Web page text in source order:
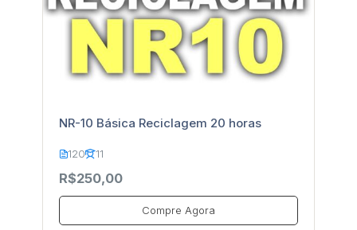
NR-10 Básica Reciclagem 20 horas
120 11
R$250,00
Compre Agora